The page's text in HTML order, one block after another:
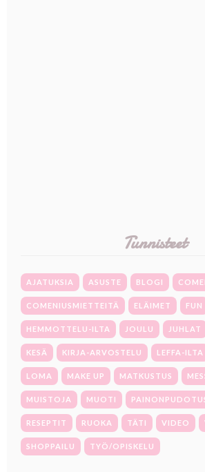
Tunnisteet
AJATUKSIA ASUSTE BLOGI
COMENIUSMIETTEITÄ ELÄIMET FUN
HEMMOTTELU-ILTA JOULU JUHLAT
KESÄ KIRJA-ARVOSTELU LEFFA-ILTA
LOMA MAKE UP MATKUSTUS
MUISTOJA MUOTI
RESEPTIT RUOKA TÄTI VIDEO
SHOPPAILU TYÖ/OPISKELU